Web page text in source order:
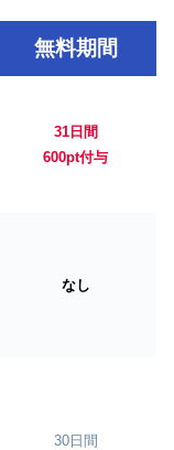
無料期間
31日間
600pt付与
なし
30日間